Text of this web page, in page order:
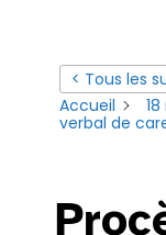
< Tous les
Accueil
verbal de